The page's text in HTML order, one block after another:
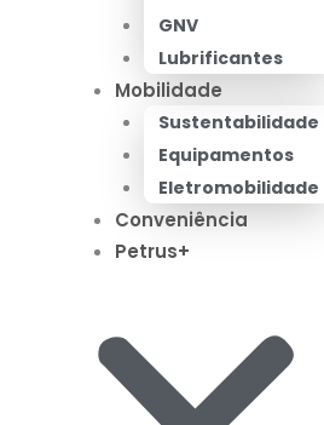
GNV
Lubrificantes
Mobilidade
Sustentabilidade
Equipamentos
Eletromobilidade
Conveniência
Petrus+